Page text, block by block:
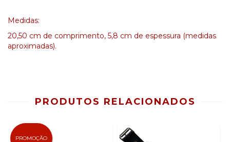
Medidas:
20,50 cm de comprimento, 5,8 cm de espessura (medidas
aproximadas).
PRODUTOS RELACIONADOS
PROMOÇÃO